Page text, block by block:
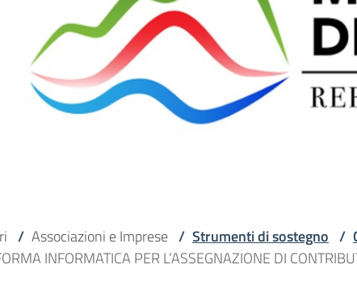
/ Associazioni e Imprese / Strumenti di sostegno /
INFORMATICA PER L’ASSEGNAZIONE DI